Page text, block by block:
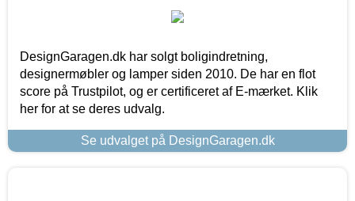
DesignGaragen.dk har solgt boligindretning,
designermøbler og lamper siden 2010. De har en flot
score på Trustpilot, og er certificeret af E-mærket. Klik
her for at se deres udvalg.
Se udvalget på DesignGaragen.dk